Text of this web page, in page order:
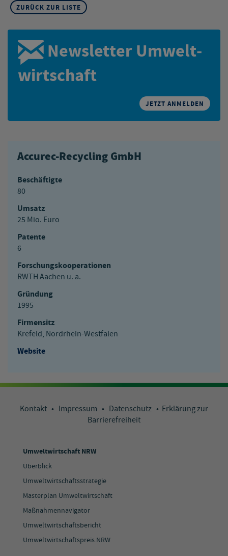
ZURÜCK ZUR LISTE
Newsletter Umwelt­
wirtschaft
JETZT ANMELDEN
Accurec-Recycling GmbH
Beschäftigte
80
Umsatz
25 Mio. Euro
Patente
6
Forschungskooperationen
RWTH Aachen u. a.
Gründung
1995
Firmensitz
Krefeld, Nordrhein-Westfalen
Website
Kontakt • Impressum • Datenschutz • Erklärung zur
Barrierefreiheit
Umweltwirtschaft NRW
Überblick
Umweltwirtschaftsstrategie
Masterplan Umweltwirtschaft
Maßnahmennavigator
Umweltwirtschaftsbericht
Umweltwirtschaftspreis.NRW